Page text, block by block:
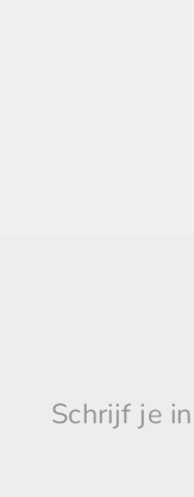
Schrijf je